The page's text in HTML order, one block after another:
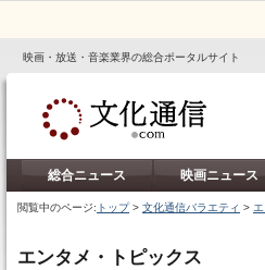
映画・放送・音楽業界の総合ポータルサイト
総合ニュース 映画ニュース
閲覧中のページ: トップ> 文化通信バラエティ >
エンタメ・トピックス